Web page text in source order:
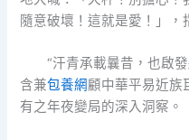
隨意破壞！這就是愛！」，
“汗青承載曩昔，也啟
含兼包養網顧中華平易近族
有之年夜變局的深入洞察。